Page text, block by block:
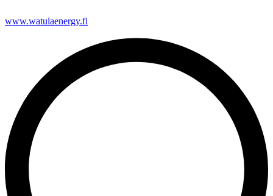
www.watulaenergy.fi